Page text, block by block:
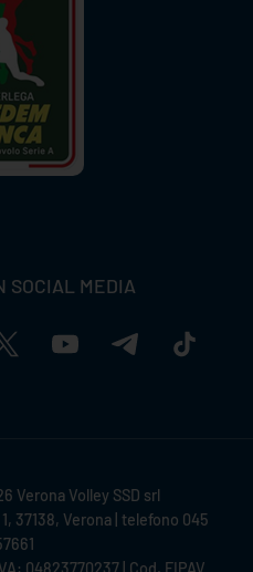
SOCIAL MEDIA
Verona Volley SSD srl
37138, Verona | telefono 045
04823770237 | Cod. FIPAV